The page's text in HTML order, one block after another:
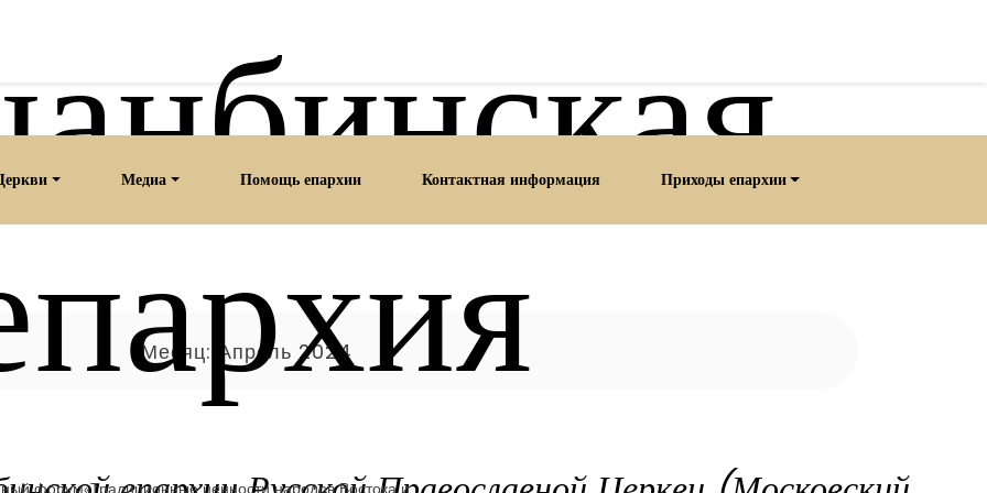
Медиа Помощь епархии Контактная информация Приходы епархии
Месяц: Апрель 2024